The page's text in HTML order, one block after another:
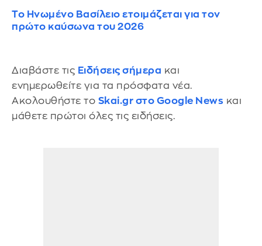
Το Ηνωμένο Βασίλειο ετοιμάζεται για τον
πρώτο καύσωνα του 2026
Διαβάστε τις Ειδήσεις σήμερα και
ενημερωθείτε για τα πρόσφατα νέα.
Ακολουθήστε το Skai.gr στο Google News και
μάθετε πρώτοι όλες τις ειδήσεις.